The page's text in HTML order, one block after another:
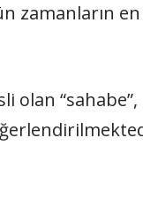
zamanların
olan